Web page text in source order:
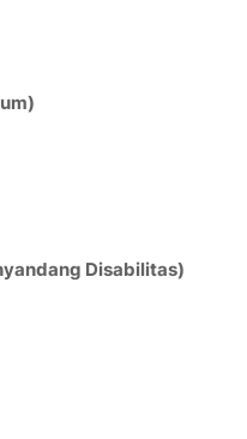
Disabilitas)